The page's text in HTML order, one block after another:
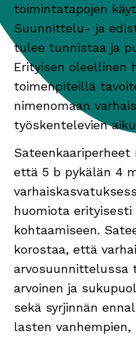
toimintatapojen
Suunnittelu- ja
tulee tunnistaa ja
Erityisen oleellinen
toimenpiteillä
nimenomaan
työskentelevien
että 5 b pykälän 4
huomiota
kohtaamiseen.
korostaa, että
arvosuunnittelussa
arvoinen ja
sekä syrjinnän
lasten